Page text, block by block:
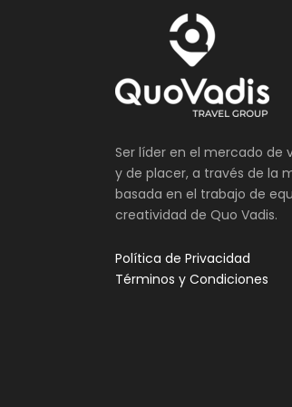
Ser líder en el mercado de
y de placer, a través de la
basada en el trabajo de
creatividad de Quo Vadis.
Política de Privacidad
Términos y Condiciones